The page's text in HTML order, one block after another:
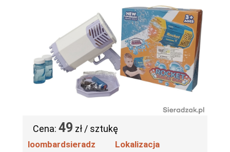
Cena: 49 zł / sztukę
loombardsieradz Lokalizacja